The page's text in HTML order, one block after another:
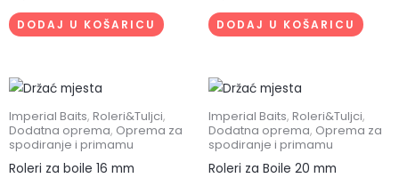
DODAJ U KOŠARICU DODAJ U KOŠARICU
Imperial Baits, Roleri&Tuljci,
Dodatna oprema, Oprema za
spodiranje i primamu
Roleri za boile 16 mm
Imperial Baits, Roleri&Tuljci,
Dodatna oprema, Oprema za
spodiranje i primamu
Roleri za Boile 20 mm